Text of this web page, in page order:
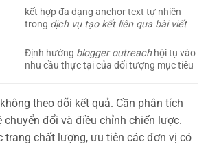
kết hợp đa dạng anchor text tự nhiên
trong dịch vụ tạo kết liên qua bài viết
Định hướng blogger outreachhội tụ vào
nhu cầu thực tại của đối tượng mục tiêu
theo dõi kết quả. Cần phân tích
chuyển đổi và điều chỉnh chiến lược.
trang chất lượng, ưu tiên các đơn vị có